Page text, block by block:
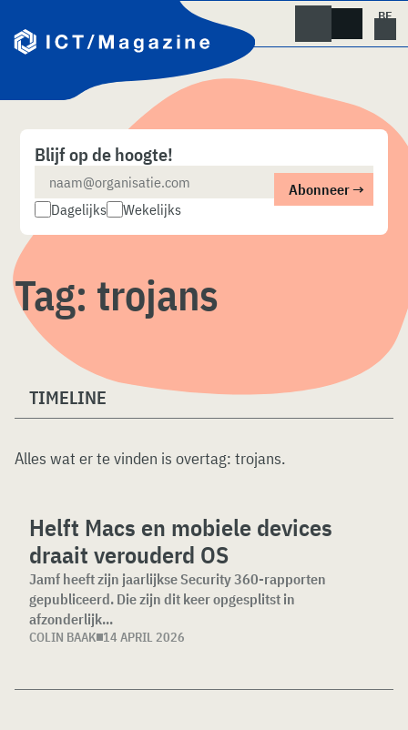
naar
content
Blijf op de hoogte!
Dagelijks Wekelijks
Tag: trojans
TIMELINE
Alles wat er te vinden is overtag: trojans.
Helft Macs en mobiele devices
draait verouderd OS
Jamf heeft zijn jaarlijkse Security 360-rapporten
gepubliceerd. Die zijn dit keer opgesplitst in
afzonderlijk...
COLIN BAAK 14 APRIL 2026